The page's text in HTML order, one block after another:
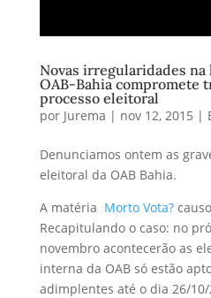
Novas irregularidades na
OAB-Bahia compromete
processo eleitoral
por Jurema | nov 12, 2015 |
Denunciamos ontem as
eleitoral da OAB Bahia.
A matéria Morto Vota?
Recapitulando o caso: no
novembro acontecerão as
interna da OAB só estão
adimplentes até o dia 26/